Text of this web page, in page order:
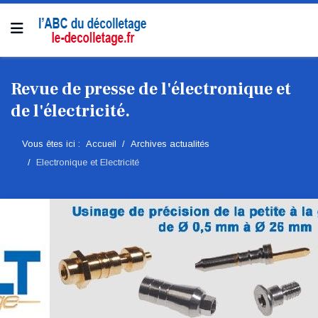
Revue de presse de l'électronique et
de l'électricité.
Vous êtes ici : Accueil
Archives actualités
Electronique et Electricité